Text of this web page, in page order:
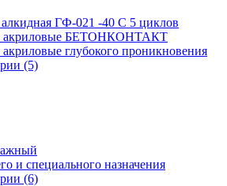
алкидная ГФ-021 -40 С 5 циклов
акриловые БЕТОНКОНТАКТ
глубокого проникновения
(5)
и специального назначения
(6)